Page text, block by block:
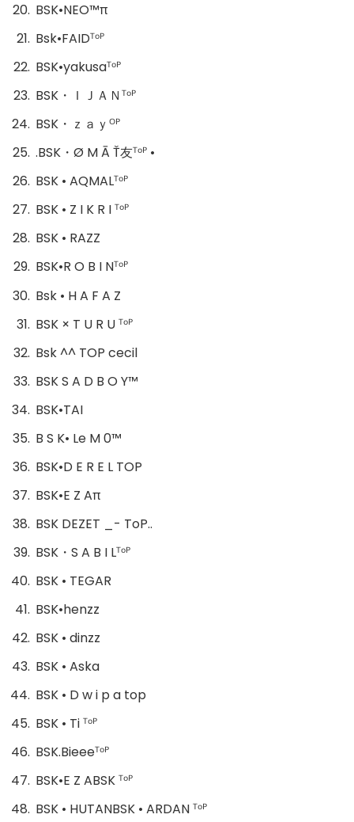
BSK•NEO™π
Bsk•FAIDᵀᵒᴾ
BSK•yakusaᵀᵒᴾ
BSK・ＩＪＡＮᵀᵒᴾ
BSK・ｚａｙᴼᴾ
.BSK・Ø M Ā Ť友ᵀᵒᴾ •
BSK • AQMALᵀᵒᴾ
BSK • Z I K R I ᵀᵒᴾ
BSK • RAZZ
BSK•R O B I Nᵀᵒᴾ
Bsk • H A F A Z
BSK × T U R U ᵀᵒᴾ
Bsk ^^ TOP cecil
BSK S A D B O Y™
BSK•TAI
B S K• Le M 0™
BSK•D E R E L TOP
BSK•E Z Aπ
BSK DEZET _- ToP..
BSK・S A B I Lᵀᵒᴾ
BSK • TEGAR
BSK•henzz
BSK • dinzz
BSK • Aska
BSK • D w i p a top
BSK • Ti ᵀᵒᴾ
BSK.Bieeeᵀᵒᴾ
BSK•E Z ABSK ᵀᵒᴾ
BSK • HUTANBSK • ARDAN ᵀᵒᴾ